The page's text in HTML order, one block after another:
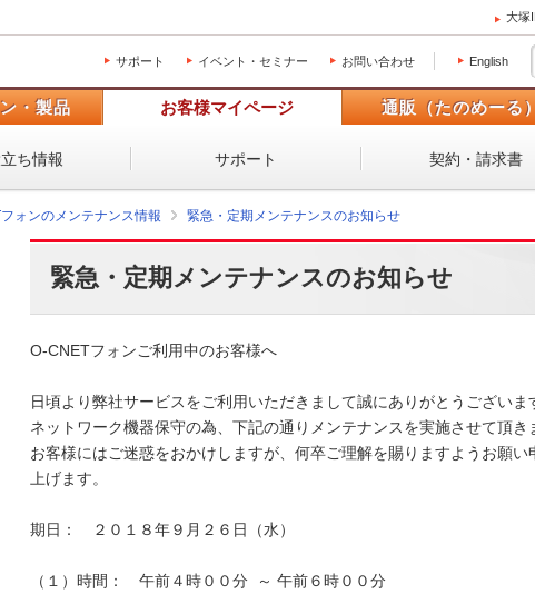
大塚
サポート イベント・セミナー お問い合わせ English
・製品 お客様マイページ 通販（たのめーる）
ち情報 サポート 契約・請求書
ォンのメンテナンス情報 緊急・定期メンテナンスのお知らせ
緊急・定期メンテナンスのお知らせ
O-CNETフォンご利用中のお客様へ
日頃より弊社サービスをご利用いただきまして誠にありがとうございま
ネットワーク機器保守の為、下記の通りメンテナンスを実施させて頂き
お客様にはご迷惑をおかけしますが、何卒ご理解を賜りますようお願い
上げます。
期日：　２０１８年９月２６日（水）
（１）時間：　午前４時００分  ～ 午前６時００分